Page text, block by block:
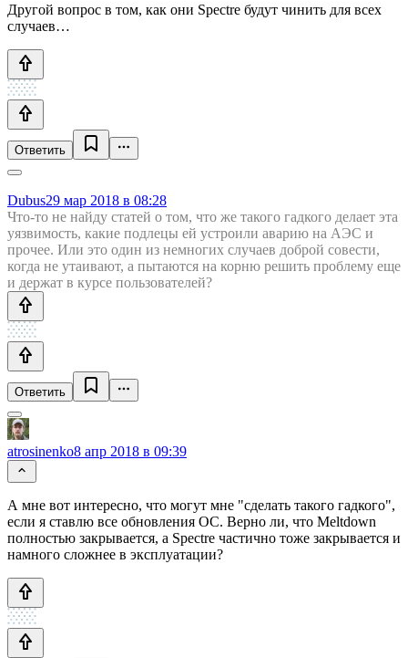
Другой вопрос в том, как они Spectre будут чинить для всех
случаев…
Ответить
Dubus29 мар 2018 в 08:28
Что-то не найду статей о том, что же такого гадкого делает эта
уязвимость, какие подлецы ей устроили аварию на АЭС и
прочее. Или это один из немногих случаев доброй совести,
когда не утаивают, а пытаются на корню решить проблему еще
и держат в курсе пользователей?
Ответить
atrosinenko8 апр 2018 в 09:39
А мне вот интересно, что могут мне "сделать такого гадкого",
если я ставлю все обновления ОС. Верно ли, что Meltdown
полностью закрывается, а Spectre частично тоже закрывается и
намного сложнее в эксплуатации?